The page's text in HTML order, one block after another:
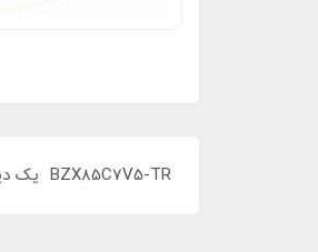
BZX85C7V5-TR یک دیود زنر با تحمل ولتاژ 7.5 ولت و توان 1/3وات با برند VISHAY می باشد